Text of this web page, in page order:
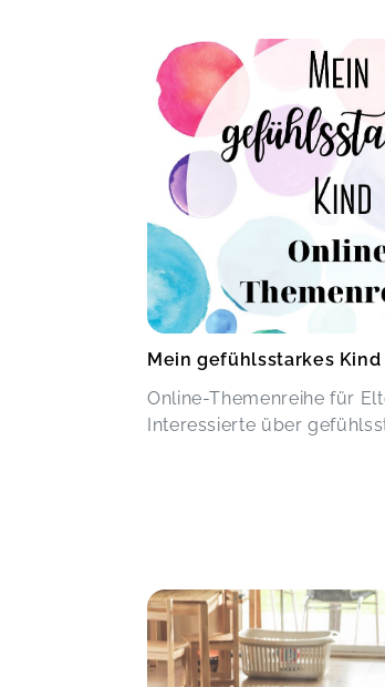
Mein gefühlsstarkes
Online-Themenreihe für
Interessierte über